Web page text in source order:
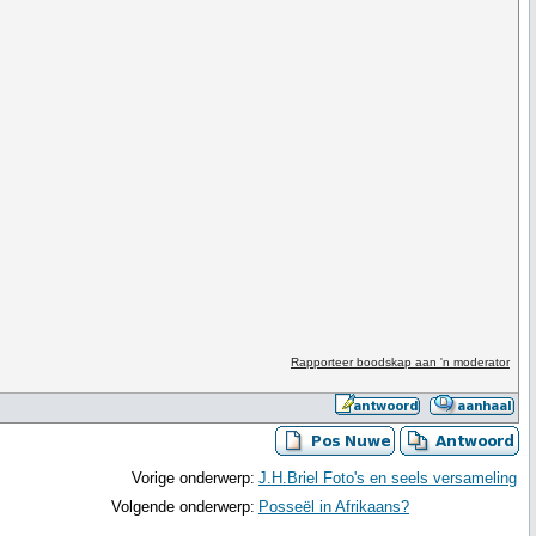
Rapporteer boodskap aan 'n moderator
Vorige onderwerp: J.H.Briel Foto's en seels versameling
Volgende onderwerp: Posseël in Afrikaans?